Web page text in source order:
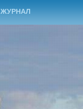
ЖУРНАЛ